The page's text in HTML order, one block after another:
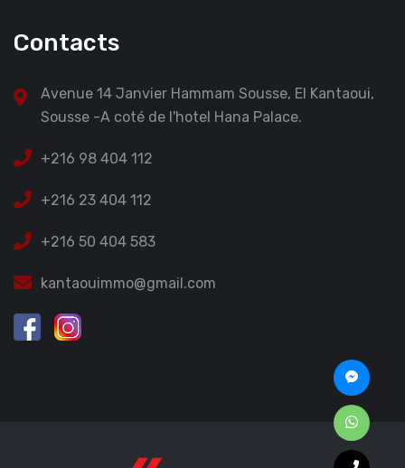
Contacts
Avenue 14 Janvier Hammam Sousse, El Kantaoui,
Sousse -A coté de l'hotel Hana Palace.
+216 98 404 112
+216 23 404 112
+216 50 404 583
kantaouimmo@gmail.com